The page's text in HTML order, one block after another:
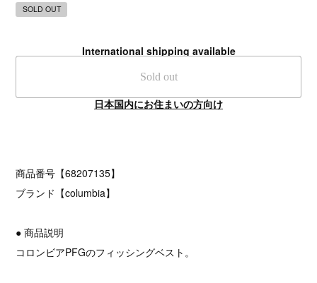
SOLD OUT
International shipping available
Sold out
日本国内にお住まいの方向け
商品番号【68207135】
ブランド【columbia】
● 商品説明
コロンビアPFGのフィッシングベスト。